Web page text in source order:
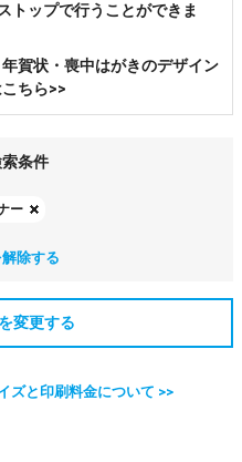
トップで行うことができま
賀状・喪中はがきのデザイン
ちら>>
条件
ー
除する
変更する
ズと印刷料金について >>